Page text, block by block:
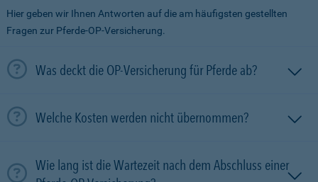
Hier geben wir Ihnen Antworten auf die am häufigsten gestellten
Fragen zur Pferde-OP-Versicherung.
Was deckt die OP-Versicherung für Pferde ab?
Welche Kosten werden nicht übernommen?
Wie lang ist die Wartezeit nach dem Abschluss einer